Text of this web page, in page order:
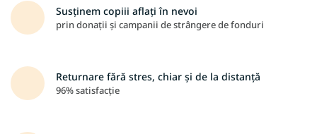
Susținem copiii aflați în nevoi
prin donații și campanii de strângere de fonduri
Returnare fără stres, chiar și de la distanță
96% satisfacție